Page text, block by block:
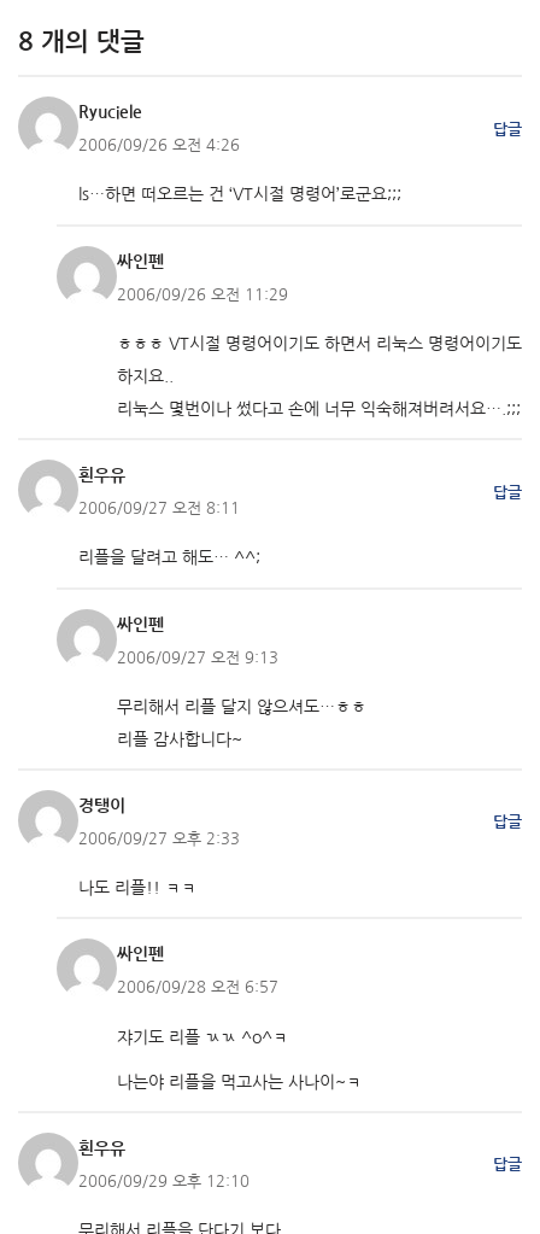
8 개의 댓글
Ryuciele
2006/09/26 오전 4:26
답글
ls…하면 떠오르는 건 ‘VT시절 명령어’로군요;;;
싸인펜
2006/09/26 오전 11:29
ㅎㅎㅎ VT시절 명령어이기도 하면서 리눅스 명령어이기도
하지요..
리눅스 몇번이나 썼다고 손에 너무 익숙해져버려서요….;;;
흰우유
2006/09/27 오전 8:11
답글
리플을 달려고 해도… ^^;
싸인펜
2006/09/27 오전 9:13
무리해서 리플 달지 않으셔도…ㅎㅎ
리플 감사합니다~
경탱이
2006/09/27 오후 2:33
답글
나도 리플!! ㅋㅋ
싸인펜
2006/09/28 오전 6:57
쟈기도 리플 ㄳㄳ ^o^ㅋ
나는야 리플을 먹고사는 사나이~ㅋ
흰우유
2006/09/29 오후 12:10
답글